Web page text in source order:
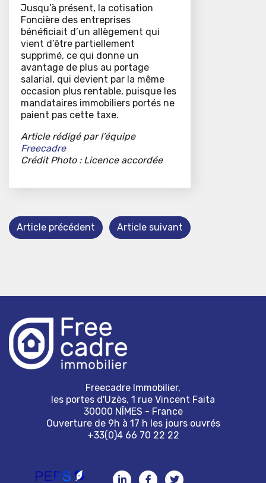
Jusqu’à présent, la cotisation
Foncière des entreprises
bénéficiait d’un allègement qui
vient d’être partiellement
supprimé, ce qui donne un
avantage de plus au portage
salarial, qui devient par la même
occasion plus rentable, puisque les
mandataires immobiliers portés ne
paient pas cette taxe.
Article rédigé par l’équipe
Freecadre
Crédit Photo : Licence accordée
Article précédent Article suivant
Freecadre Immobilier,
les portes d'Uzès, 1 rue Vincent Faita
30000 NÎMES - France
Ouverture de 9h à 17 h les jours ouvrés
+33(0)4 66 70 22 22